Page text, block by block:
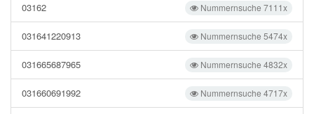
Nummernsuche 7111x
03162
Nummernsuche 5474x
031641220913
Nummernsuche 4832x
031665687965
Nummernsuche 4717x
031660691992